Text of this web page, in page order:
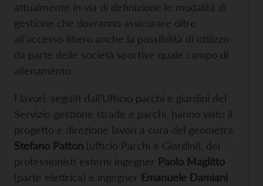
attualmente in via di definizione le modalità di
gestione che dovranno assicurare oltre
all’accesso libero anche la possibilità di utilizzo
da parte delle società sportive quale campo di
allenamento.
I lavori, seguiti dall’Ufficio parchi e giardini del
Servizio gestione strade e parchi, hanno visto il
progetto e direzione lavori a cura del geometra
Stefano Patton (ufficio Parchi e Giardini), dei
professionisti esterni ingegner Paolo Maglitto
(parte elettrica) e ingegner Emanuele Damiani